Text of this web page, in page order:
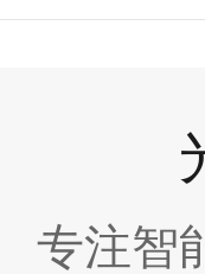
专注智